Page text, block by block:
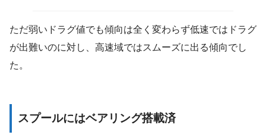
ただ弱いドラグ値でも傾向は全く変わらず低速ではドラグ
が出難いのに対し、高速域ではスムーズに出る傾向でし
た。
スプールにはベアリング搭載済